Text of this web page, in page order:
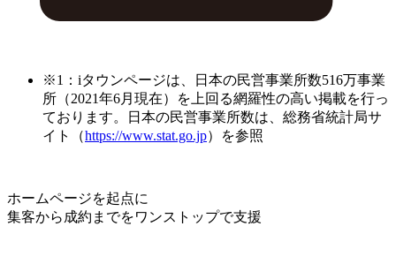
※1：iタウンページは、日本の民営事業所数516万事業
所（2021年6月現在）を上回る網羅性の高い掲載を行っ
ております。日本の民営事業所数は、総務省統計局サ
イト（https://www.stat.go.jp）を参照
ホームページを起点に
集客から成約までをワンストップで支援